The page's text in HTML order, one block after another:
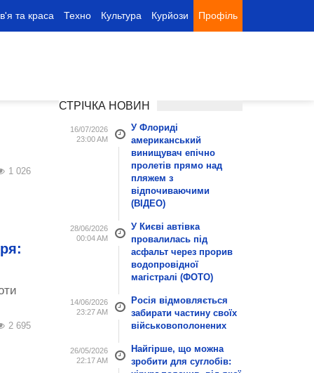
та краса Техно Культура Курйози Профіль
1 026
2 695
СТРІЧКА НОВИН
16/07/2026
23:00 AM
У Флориді
американський
винищувач епічно
пролетів прямо над
пляжем з
відпочиваючими
(ВІДЕО)
28/06/2026
00:04 AM
У Києві автівка
провалилась під
асфальт через прорив
водопровідної
магістралі (ФОТО)
14/06/2026
23:27 AM
Росія відмовляється
забирати частину своїх
військовополонених
26/05/2026
22:17 AM
Найгірше, що можна
зробити для суглобів: